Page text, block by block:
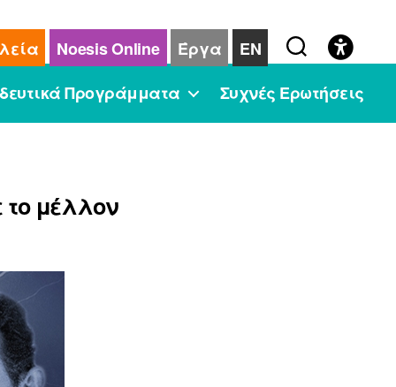
Noesis Online Έργα
EN
Προγράμματα Συχνές Ερωτήσεις
μέλλον